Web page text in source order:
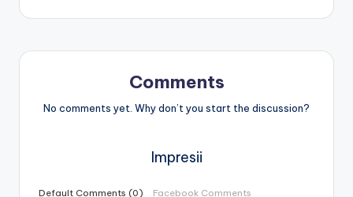
Comments
No comments yet. Why don’t you start the discussion?
Impresii
Default Comments (0) Facebook Comments